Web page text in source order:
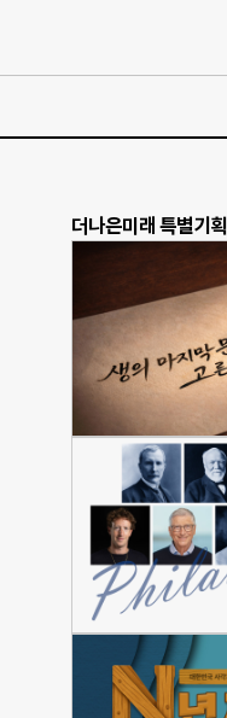
더나은미래 특별기획